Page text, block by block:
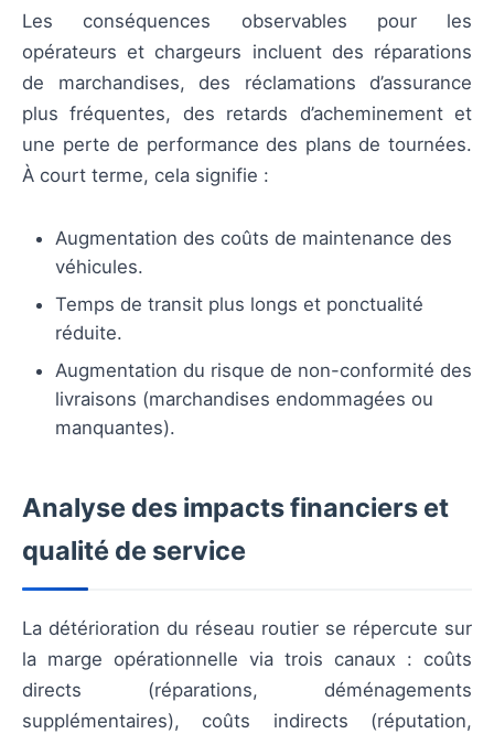
Les conséquences observables pour les
opérateurs et chargeurs incluent des réparations
de marchandises, des réclamations d’assurance
plus fréquentes, des retards d’acheminement et
une perte de performance des plans de tournées.
À court terme, cela signifie :
Augmentation des coûts de maintenance des
véhicules.
Temps de transit plus longs et ponctualité
réduite.
Augmentation du risque de non-conformité des
livraisons (marchandises endommagées ou
manquantes).
Analyse des impacts financiers et
qualité de service
La détérioration du réseau routier se répercute sur
la marge opérationnelle via trois canaux : coûts
directs (réparations, déménagements
supplémentaires), coûts indirects (réputation,